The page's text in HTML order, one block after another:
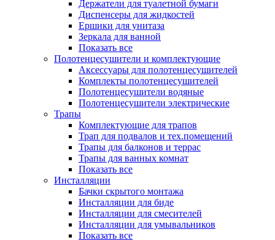
Держатели для туалетной бумаги
Диспенсеры для жидкостей
Ершики для унитаза
Зеркала для ванной
Показать все
Полотенцесушители и комплектующие
Аксессуары для полотенцесушителей
Комплекты полотенцесушителей
Полотенцесушители водяные
Полотенцесушители электрические
Трапы
Комплектующие для трапов
Трап для подвалов и тех.помещений
Трапы для балконов и террас
Трапы для ванных комнат
Показать все
Инсталляции
Бачки скрытого монтажа
Инсталляции для биде
Инсталляции для смесителей
Инсталляции для умывальников
Показать все